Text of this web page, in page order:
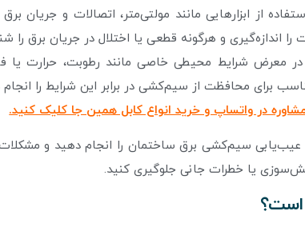
از ابزارهایی مانند مولتی‌متر، اتصالات و جریان
را اندازه‌گیری و هرگونه قطعی یا اختلال در جریان برق را
شرایط محیطی خاصی مانند رطوبت، حرارت یا
برای محافظت از سیم‌کشی در برابر این شرایط را
در واتساپ و خرید انواع کابل همین جا کلیک کنید.
عیب‌یابی سیم‌کشی برق ساختمان را انجام دهید و
یا خطرات جانی جلوگیری کنید.
است؟